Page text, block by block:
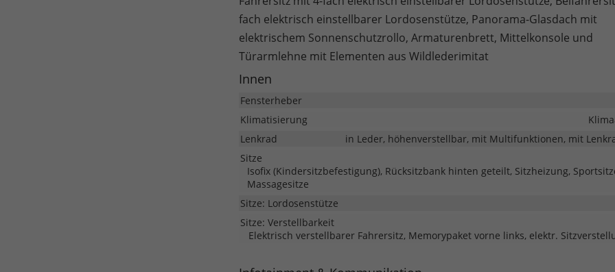
fach elektrisch einstellbarer Lordosenstütze, Panorama-Glasdach mit
elektrischem Sonnenschutzrollo, Armaturenbrett, Mittelkonsole und
Türarmlehne mit Elementen aus Wildlederimitat
Innen
Fensterheber
Klimatisierung
Lenkrad
in Leder, höhenverstellbar, mit Multifunktionen, mit
Sitze
Isofix (Kindersitzbefestigung), Rücksitzbank hinten geteilt, Sitzheizung,
Massagesitze
Sitze: Lordosenstütze
Sitze: Verstellbarkeit
Elektrisch verstellbarer Fahrersitz, Memorypaket vorne links, elektr.